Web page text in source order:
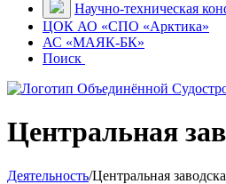
Научно-техническая
ЦОК АО «СПО «Арктика»
АС «МАЯК-БК»
Поиск
Центральная
Деятельность/Центральная